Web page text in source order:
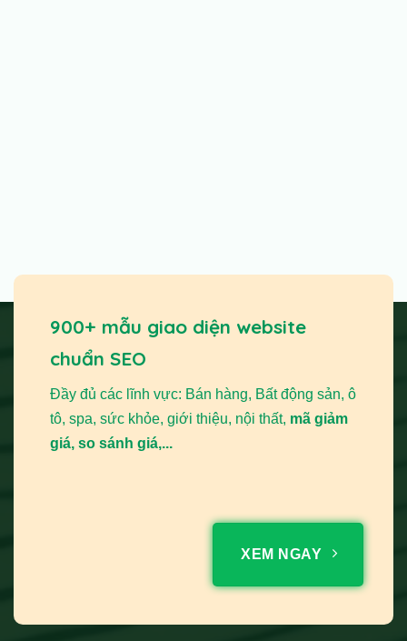
900+ mẫu giao diện website
chuẩn SEO
Đầy đủ các lĩnh vực: Bán hàng, Bất động sản, ô
tô, spa, sức khỏe, giới thiệu, nội thất, mã giảm
giá, so sánh giá,...
XEM NGAY